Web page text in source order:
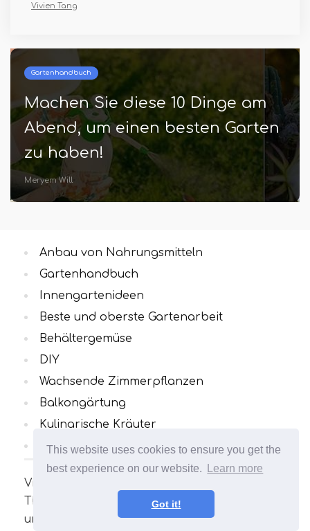
This website uses cookies to ensure you get the
best experience on our website.
Learn more
Got it!
Vivien Tang
Gartenhandbuch
Machen Sie diese 10 Dinge am
Abend, um einen besten Garten
zu haben!
Meryem Will
Viele interessante und nützliche Artikel zum
Thema Gartenarbeit. Ihr Garten wird
unvergleichlich sein
Anbau von Nahrungsmitteln
Gartenhandbuch
Innengartenideen
Beste und oberste Gartenarbeit
Behältergemüse
DIY
Wachsende Zimmerpflanzen
Balkongärtung
Kulinarische Kräuter
Alle Kategorien